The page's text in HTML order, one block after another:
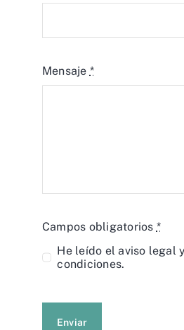
Mensaje *
Campos obligatorios *
He leído elaviso legal
condiciones.
Enviar